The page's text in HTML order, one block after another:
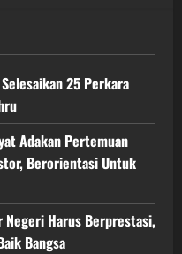
25 Perkara
Adakan Pertemuan
Berorientasi Untuk
Negeri Harus Berprestasi,
Bangsa